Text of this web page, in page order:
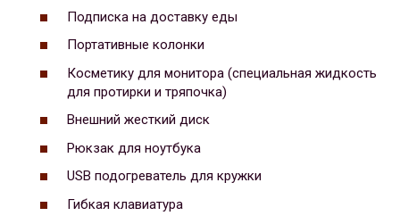
Подписка на доставку еды
Портативные колонки
Косметику для монитора (специальная жидкость
для протирки и тряпочка)
Внешний жесткий диск
Рюкзак для ноутбука
USB подогреватель для кружки
Гибкая клавиатура